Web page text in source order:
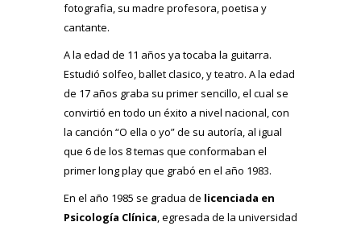
fotografia, su madre profesora, poetisa y
cantante.
A la edad de 11 años ya tocaba la guitarra.
Estudió solfeo, ballet clasico, y teatro. A la edad
de 17 años graba su primer sencillo, el cual se
convirtió en todo un éxito a nivel nacional, con
la canción “O ella o yo” de su autoría, al igual
que 6 de los 8 temas que conformaban el
primer long play que grabó en el año 1983.
En el año 1985 se gradua de licenciada en
Psicología Clínica, egresada de la universidad